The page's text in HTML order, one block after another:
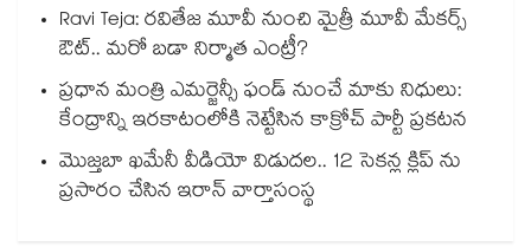
Ravi Teja: రవితేజ మూవీ నుంచి మైత్రీ మూవీ మేకర్స్
ఔట్.. మరో బడా నిర్మాత ఎంట్రీ?
ప్రధాన మంత్రి ఎమర్జెన్సీ ఫండ్ నుంచే మాకు నిధులు:
కేంద్రాన్ని ఇరకాటంలోకి నెట్టేసిన కాక్రోచ్ పార్టీ ప్రకటన
మొజ్తబా ఖమేనీ వీడియో విడుదల.. 12 సెకన్ల క్లిప్ ను
ప్రసారం చేసిన ఇరాన్ వార్తాసంస్థ